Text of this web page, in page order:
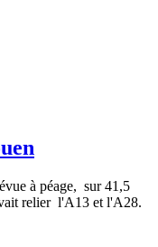
à péage, sur 41,5
relier l'A13 et l'A28.